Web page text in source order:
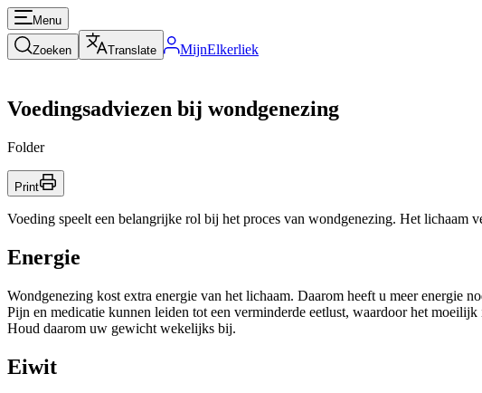
Menu
Zoeken Translate MijnElkerliek
Voedingsadviezen bij wondgenezing
Folder
Print
Voeding speelt een belangrijke rol bij het proces van wondgenezing. Het lichaam
Energie
Wondgenezing kost extra energie van het lichaam. Daarom heeft u meer
Pijn en medicatie kunnen leiden tot een verminderde eetlust, waardoor het
Houd daarom uw gewicht wekelijks bij.
Eiwit